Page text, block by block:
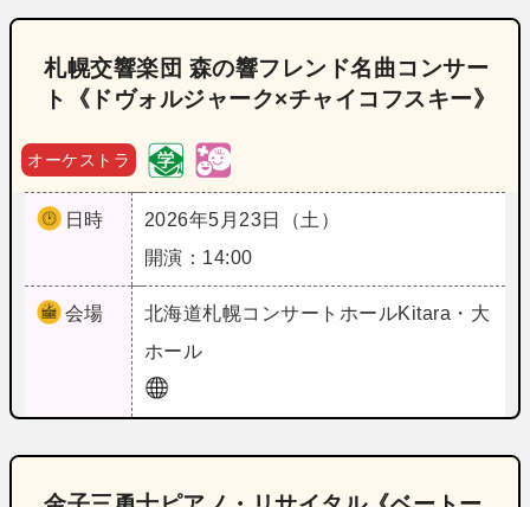
札幌交響楽団 森の響フレンド名曲コンサー
ト《ドヴォルジャーク×チャイコフスキー》
オーケストラ
日時
2026年5月23日（土）
開演：14:00
会場 北海道札幌コンサートホールKitara・大
ホール